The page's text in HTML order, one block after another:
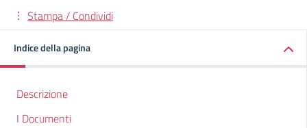
Stampa / Condividi
Indice della pagina
Descrizione
I Documenti